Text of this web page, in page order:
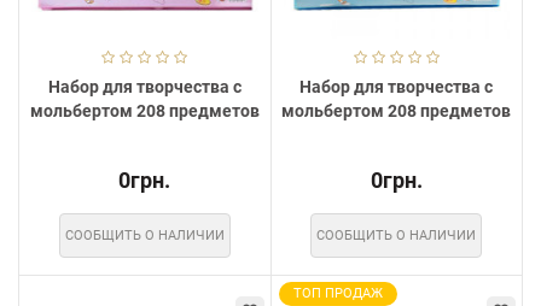
Набор для творчества с
мольбертом 208 предметов
0грн.
СООБЩИТЬ О НАЛИЧИИ
Набор для творчества с
мольбертом 208 предметов
0грн.
СООБЩИТЬ О НАЛИЧИИ
ТОП ПРОДАЖ